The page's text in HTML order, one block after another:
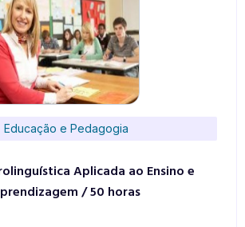
Educação e Pedagogia
Aplicada ao Ensino e
/ 50 horas